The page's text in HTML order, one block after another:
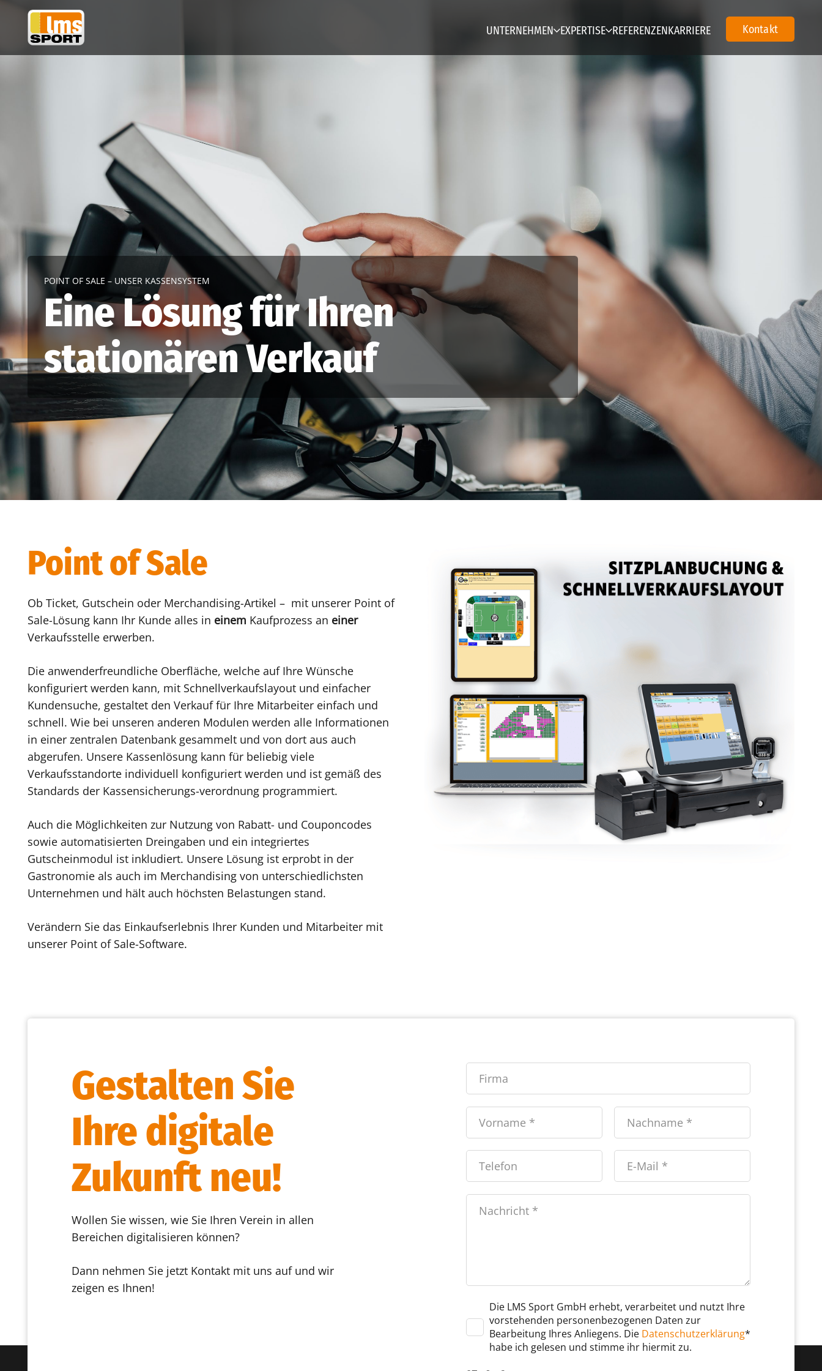
UNTERNEHMEN EXPERTISE REFERENZENKARRIERE Kontakt
POINT OF SALE – UNSER KASSENSYSTEM
Eine Lösung für Ihren
stationären Verkauf
Point of Sale
Ob Ticket, Gutschein oder Merchandising-Artikel – mit unserer Point of
Sale-Lösung kann Ihr Kunde alles in einem Kaufprozess an einer
Verkaufsstelle erwerben.
Die anwenderfreundliche Oberfläche, welche auf Ihre Wünsche
konfiguriert werden kann, mit Schnellverkaufslayout und einfacher
Kundensuche, gestaltet den Verkauf für Ihre Mitarbeiter einfach und
schnell. Wie bei unseren anderen Modulen werden alle Informationen
in einer zentralen Datenbank gesammelt und von dort aus auch
abgerufen. Unsere Kassenlösung kann für beliebig viele
Verkaufsstandorte individuell konfiguriert werden und ist gemäß des
Standards der Kassensicherungs-verordnung programmiert.
Auch die Möglichkeiten zur Nutzung von Rabatt- und Couponcodes
sowie automatisierten Dreingaben und ein integriertes
Gutscheinmodul ist inkludiert. Unsere Lösung ist erprobt in der
Gastronomie als auch im Merchandising von unterschiedlichsten
Unternehmen und hält auch höchsten Belastungen stand.
Verändern Sie das Einkaufserlebnis Ihrer Kunden und Mitarbeiter mit
unserer Point of Sale-Software.
Gestalten Sie
Ihre digitale
Zukunft neu!
Wollen Sie wissen, wie Sie Ihren Verein in allen
Bereichen digitalisieren können?
Dann nehmen Sie jetzt Kontakt mit uns auf und wir
zeigen es Ihnen!
Die LMS Sport GmbH erhebt, verarbeitet und nutzt Ihre
vorstehenden personenbezogenen Daten zur
Bearbeitung Ihres Anliegens. Die Datenschutzerklärung*
habe ich gelesen und stimme ihr hiermit zu.